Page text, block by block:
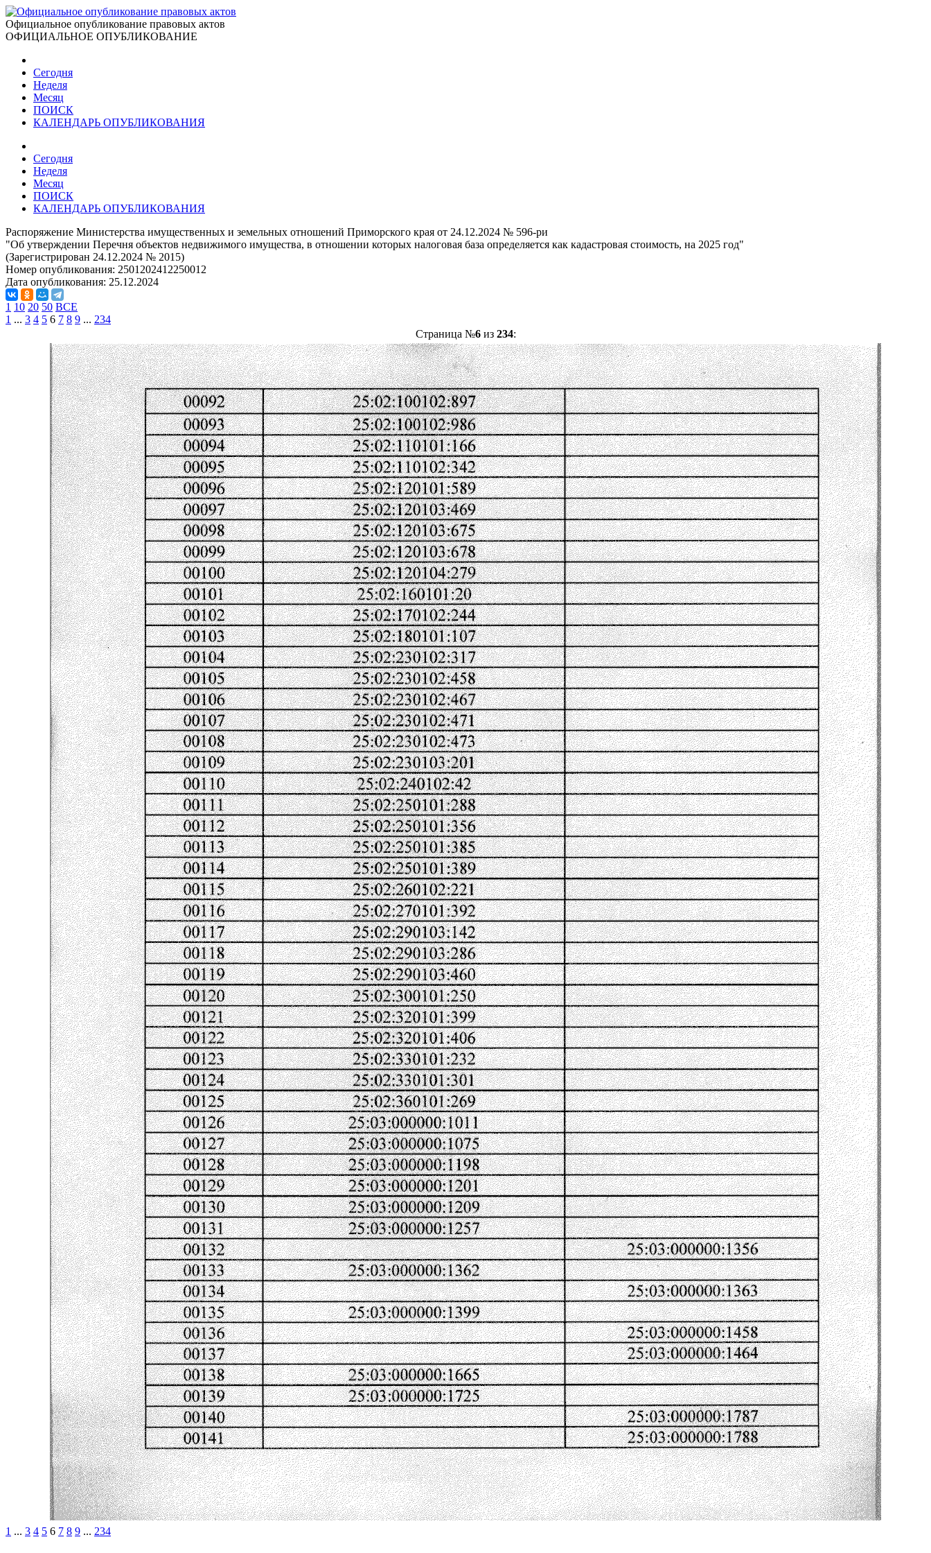
Официальное опубликование правовых актов
ОФИЦИАЛЬНОЕ ОПУБЛИКОВАНИЕ
Сегодня
Неделя
Месяц
ПОИСК
КАЛЕНДАРЬ ОПУБЛИКОВАНИЯ
Сегодня
Неделя
Месяц
ПОИСК
КАЛЕНДАРЬ ОПУБЛИКОВАНИЯ
Распоряжение Министерства имущественных и земельных отношений Приморского края от 24.12.2024 № 596-ри
"Об утверждении Перечня объектов недвижимого имущества, в отношении которых налоговая база определяется как кадастровая стоимость, на 2025 год"
(Зарегистрирован 24.12.2024 № 2015)
Номер опубликования: 2501202412250012
Дата опубликования: 25.12.2024
1 10 20 50 ВСЕ
1 ... 3 4 5 6 7 8 9 ... 234
Страница №6из 234:
1 ... 3 4 5 6 7 8 9 ... 234